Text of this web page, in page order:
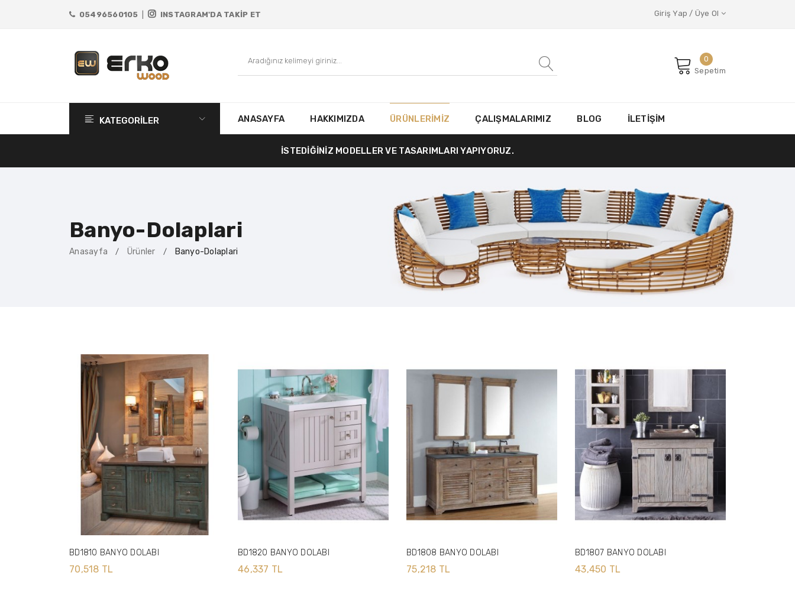
İSTEDİĞİNİZ MODELLER VE TASARIMLARI YAPIYORUZ.
05496560105 INSTAGRAM'DA TAKİP ET Giriş Yap / Üye Ol
Sepetim
0
KATEGORİLER ANASAYFA HAKKIMIZDA ÜRÜNLERİMİZ ÇALIŞMALARIMIZ BLOG İLETİŞİM
Banyo-Dolaplari
Anasayfa / Ürünler / Banyo-Dolaplari
BD1810 BANYO DOLABI
70,518 TL
BD1820 BANYO DOLABI
46,337 TL
BD1808 BANYO DOLABI
75,218 TL
BD1807 BANYO DOLABI
43,450 TL